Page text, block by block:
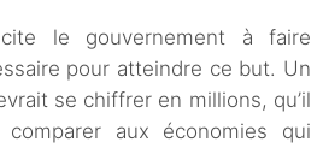
le gouvernement à faire
pour atteindre ce but. Un
se chiffrer en millions, qu’il
aux économies qui